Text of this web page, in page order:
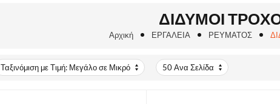
ΔΙΔΥΜΟΙ
Αρχική ΕΡΓΑΛΕΙΑ ΡΕΥΜΑΤΟΣ
Ταξινόμιση με Τιμή: Μεγάλο σε Μικρό 50 Ανα Σελίδα